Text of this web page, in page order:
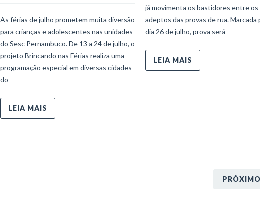
As férias de julho prometem muita diversão
para crianças e adolescentes nas unidades
do Sesc Pernambuco. De 13 a 24 de julho, o
projeto Brincando nas Férias realiza uma
programação especial em diversas cidades
do
LEIA MAIS
já movimenta os bastidores entre os
adeptos das provas de rua. Marcada
dia 26 de julho, prova será
LEIA MAIS
PRÓXIMO